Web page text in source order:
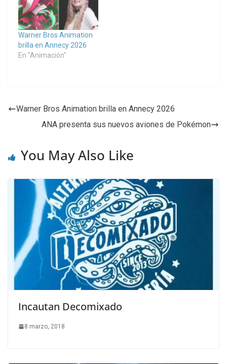
Warner Bros Animation
brilla en Annecy 2026
En "Animación"
Warner Bros Animation brilla en Annecy 2026
ANA presenta sus nuevos aviones de Pokémon
You May Also Like
Incautan Decomixado
8 marzo, 2018